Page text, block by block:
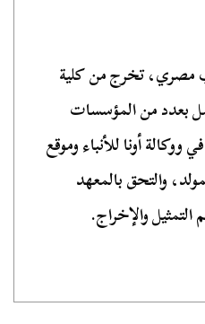
مصري، تخرج من كلية
بعدد من المؤسسات
ووكالة أونا للأنباء وموقع
والتحق بالمعهد
والإخراج.